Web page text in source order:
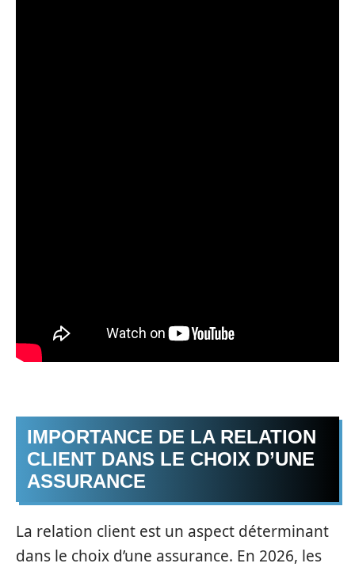
IMPORTANCE DE LA RELATION
CLIENT DANS LE CHOIX D’UNE
ASSURANCE
La relation client est un aspect déterminant
dans le choix d’une assurance. En 2026, les